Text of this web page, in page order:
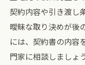
契約内容や引き渡し
曖昧な取り決めが後
には、契約書の内容
門家に相談しましょ